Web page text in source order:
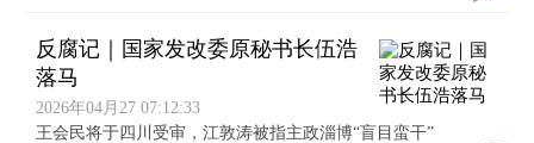
反腐记｜国家发改委原秘书长伍浩
落马
2026年04月27 07:12:33
王会民将于四川受审，江敦涛被指主政淄博“盲目蛮干”